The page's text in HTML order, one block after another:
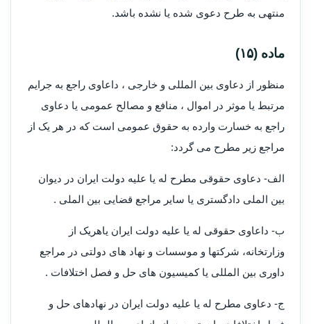
منتهی به طرح دعوی شده یا نشده باشد.
ماده (۱۵)
منظور از دعاوی بین المللی و خارجی ، داعاوی راجع به جرایم
مرتبط یا موثر در اموال ، منافع و مصالح عمومی یا دعاوی
راجع به خسارت وارده به حقوق عمومی است که در هر یک از
مراجع زیر مطرح می گردد:
الف- دعاوی حقوقی مطرح له یا علیه دولت ایران در دیوان
بین الملی دادگستری یا سایر مراجع قضایی بین الملی .
ب- داعاوی حقوقی له یا علیه دولت ایران یاهریک از
وزارتخانه، شرکتها و موسسات و نهاد های دولتی در مراجع
داوری بین المللی یا کمیسیون های حل و فصل اختلافات .
ج- دعاوی مطرح له یا علیه دولت ایران در نهادهای حل و